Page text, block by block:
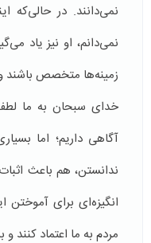
نمی‌دانند. در حالی‌که
نمی‌دانم، او نیز یاد
زمینه‌ها متخصص باشند
خدای سبحان به ما
آگاهی داریم؛ اما
ندانستن، هم باعث
انگیزه‌ای برای
مردم به ما اعتماد کنند